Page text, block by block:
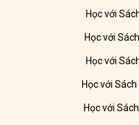
Học với
Học với
Học với
Học với
Học với